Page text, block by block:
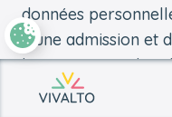
Retourner à
données
d’une admission et
harmonieuses
résidentiels ;